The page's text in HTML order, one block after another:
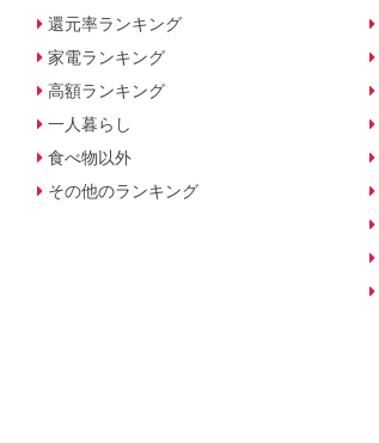
還元率ランキング
家電ランキング
高額ランキング
一人暮らし
食べ物以外
その他のランキング